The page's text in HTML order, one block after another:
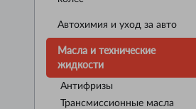
Автохимия и уход за авто
Масла и технические
жидкости
Антифризы
Трансмиссионные масла